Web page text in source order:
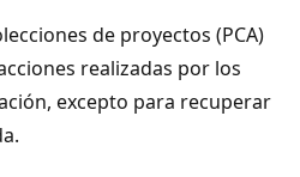
de proyectos (PCA)
realizadas por los
excepto para recuperar